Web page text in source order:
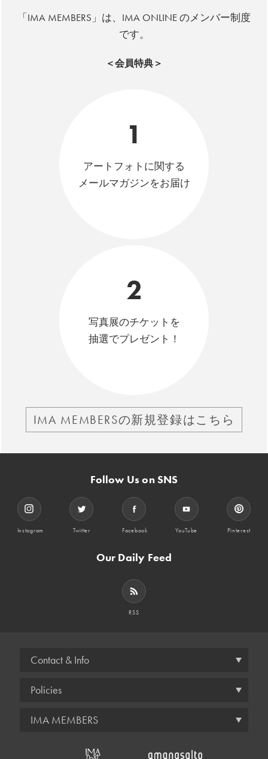
「IMA MEMBERS」は、IMA ONLINE のメンバー制度
です。
＜会員特典＞
1
アートフォトに関する
メールマガジンをお届け
2
写真展のチケットを
抽選でプレゼント！
IMA MEMBERSの新規登録はこちら
Follow Us on SNS
Instagram Twitter Facebook YouTube Pinterest
Our Daily Feed
RSS
Contact & Info
Policies
IMA MEMBERS